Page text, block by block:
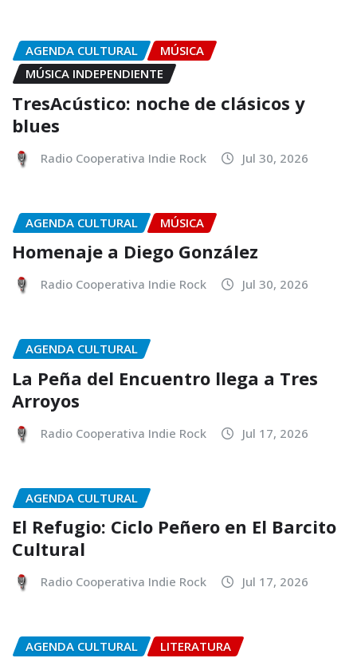
AGENDA CULTURAL
MÚSICA
MÚSICA INDEPENDIENTE
TresAcústico: noche de clásicos y
blues
Radio Cooperativa Indie Rock Jul 30, 2026
AGENDA CULTURAL MÚSICA
Homenaje a Diego González
Radio Cooperativa Indie Rock Jul 30, 2026
AGENDA CULTURAL
La Peña del Encuentro llega a Tres
Arroyos
Radio Cooperativa Indie Rock Jul 17, 2026
AGENDA CULTURAL
El Refugio: Ciclo Peñero en El Barcito
Cultural
Radio Cooperativa Indie Rock Jul 17, 2026
AGENDA CULTURAL LITERATURA